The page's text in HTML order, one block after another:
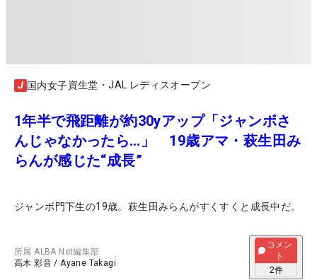
国内女子資生堂・JAL レディスオープン
1年半で飛距離が約30yアップ「ジャンボさ
んじゃなかったら…」 19歳アマ・萩生田み
らんが感じた“成長”
ジャンボ門下生の19歳。萩生田みらんがすくすくと成長中だ。
所属ALBA Net編集部
高木 彩音 /Ayane Takagi
コメン
ト
2件